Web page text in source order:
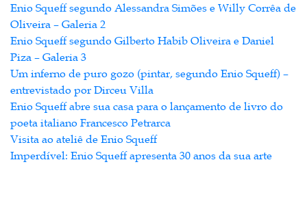
Enio Squeff segundo Alessandra Simões e Willy Corrêa de
Oliveira – Galeria 2
Enio Squeff segundo Gilberto Habib Oliveira e Daniel
Piza – Galeria 3
Um inferno de puro gozo (pintar, segundo Enio Squeff) –
entrevistado por Dirceu Villa
Enio Squeff abre sua casa para o lançamento de livro do
poeta italiano Francesco Petrarca
Visita ao ateliê de Enio Squeff
Imperdível: Enio Squeff apresenta 30 anos da sua arte